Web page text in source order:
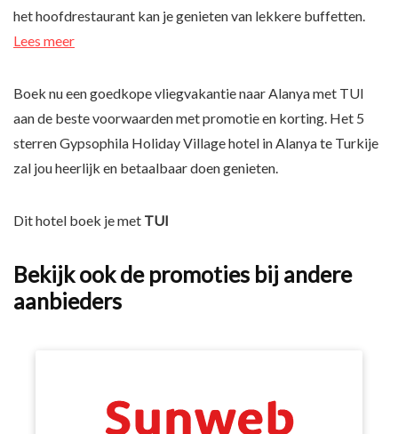
het hoofdrestaurant kan je genieten van lekkere buffetten.
Lees meer
Boek nu een goedkope vliegvakantie naar Alanya met TUI
aan de beste voorwaarden met promotie en korting. Het 5
sterren Gypsophila Holiday Village hotel in Alanya te Turkije
zal jou heerlijk en betaalbaar doen genieten.
Dit hotel boek je met TUI
Bekijk ook de promoties bij andere
aanbieders